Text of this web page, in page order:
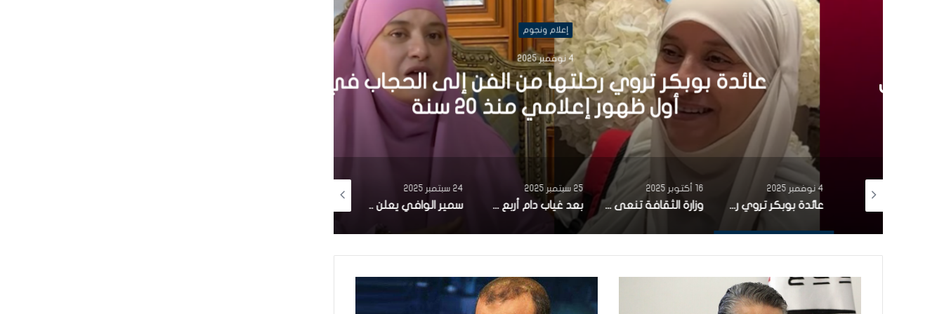
إعلام ونجوم
4 نوفمبر 2025
عائدة بوبكر تروي رحلتها من الفن إلى الحجاب في
أول ظهور إعلامي منذ 20 سنة
عائدة بوبكر تروي رحلتها من الفن إلى الحجاب في أول ظهور إعلامي منذ 20 سنة وزارة الثقافة تنعى الممثل علي الفارسي بعد غياب دام أربع سنوات..سامي الفهري يعلن عن مسلسل جديد بعوان “هاذي آخرتها” سمير الوافي يعلن عن وفاة شقيقه ماهر:”فاجعة كبيرة.. رحل عنا في عز شبابه”